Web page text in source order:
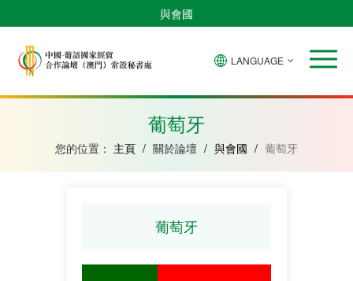
與會國
安
比
紹
內
亞
林
LANGUAGE
葡萄牙
您的位置： 主頁 / 關於論壇 / 與會國 / 葡萄牙
葡萄牙